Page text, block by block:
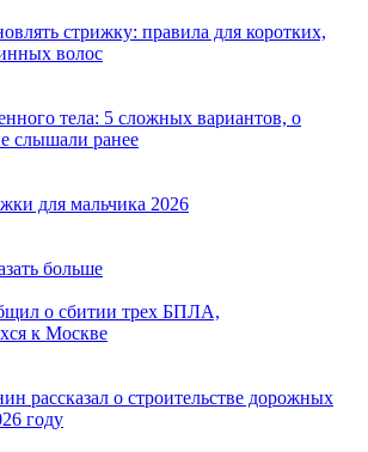
стрижку: правила для коротких,
волос
тела: 5 сложных вариантов, о
слышали ранее
для мальчика 2026
больше
о сбитии трех БПЛА,
к Москве
рассказал о строительстве дорожных
году